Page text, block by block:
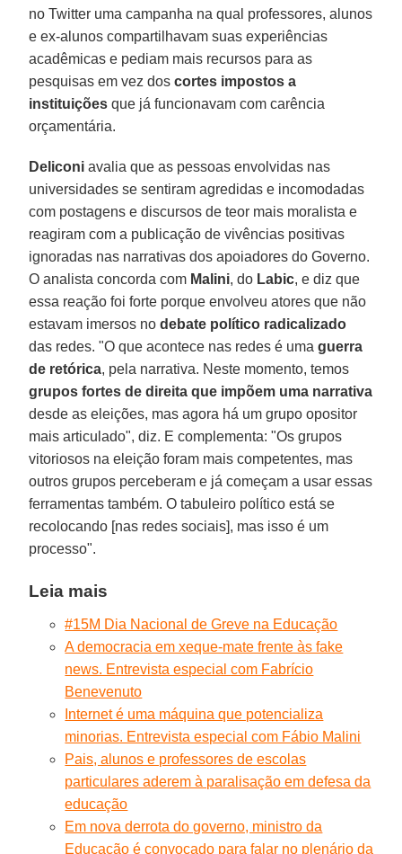
no Twitter uma campanha na qual professores, alunos
e ex-alunos compartilhavam suas experiências
acadêmicas e pediam mais recursos para as
pesquisas em vez doscortes impostos a
instituições que já funcionavam com carência
orçamentária.
Deliconi avalia que as pessoas envolvidas nas
universidades se sentiram agredidas e incomodadas
com postagens e discursos de teor mais moralista e
reagiram com a publicação de vivências positivas
ignoradas nas narrativas dos apoiadores do Governo.
O analista concorda com Malini, do Labic, e diz que
essa reação foi forte porque envolveu atores que não
estavam imersos nodebate político radicalizado
das redes. "O que acontece nas redes é umaguerra
de retórica, pela narrativa. Neste momento, temos
grupos fortes de direita que impõem uma narrativa
desde as eleições, mas agora há um grupo opositor
mais articulado", diz. E complementa: "Os grupos
vitoriosos na eleição foram mais competentes, mas
outros grupos perceberam e já começam a usar essas
ferramentas também. O tabuleiro político está se
recolocando [nas redes sociais], mas isso é um
processo".
Leia mais
#15M Dia Nacional de Greve na Educação
A democracia em xeque-mate frente às fake
news. Entrevista especial com Fabrício
Benevenuto
Internet é uma máquina que potencializa
minorias. Entrevista especial com Fábio Malini
Pais, alunos e professores de escolas
particulares aderem à paralisação em defesa da
educação
Em nova derrota do governo, ministro da
Educação é convocado para falar no plenário da